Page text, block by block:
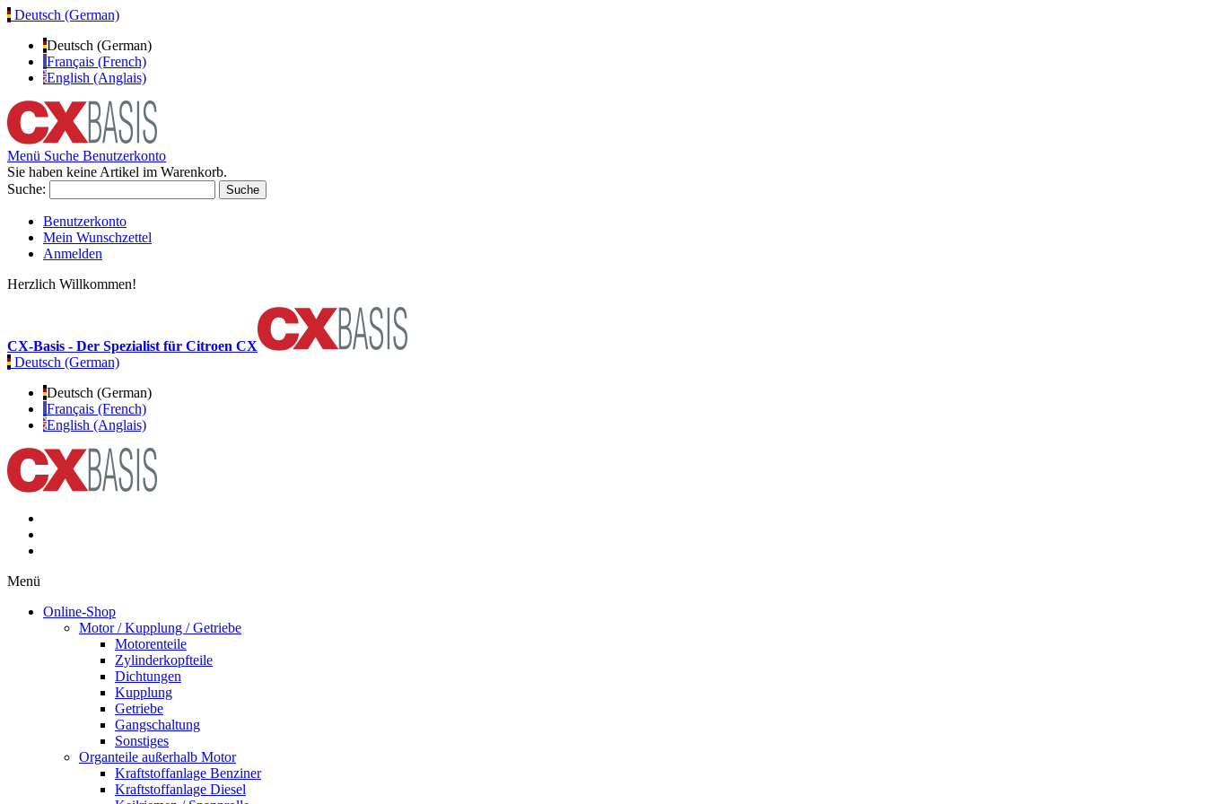
Deutsch (German)
Deutsch (German)
Français (French)
English (Anglais)
Menü Suche Benutzerkonto
Sie haben keine Artikel im Warenkorb.
Suche:
Suche
Benutzerkonto
Mein Wunschzettel
Anmelden
Herzlich Willkommen!
CX-Basis - Der Spezialist für Citroen CX
Deutsch (German)
Deutsch (German)
Français (French)
English (Anglais)
Menü
Online-Shop
Motor / Kupplung / Getriebe
Motorenteile
Zylinderkopfteile
Dichtungen
Kupplung
Getriebe
Gangschaltung
Sonstiges
Organteile außerhalb Motor
Kraftstoffanlage Benziner
Kraftstoffanlage Diesel